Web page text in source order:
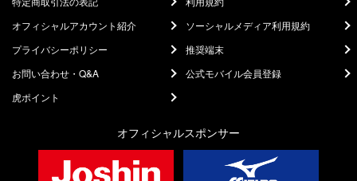
オフィシャルアカウント紹介
ソーシャルメディア利用規約
プライバシーポリシー
推奨端末
お問い合わせ・Q&A
公式モバイル会員登録
虎ポイント
オフィシャルスポンサー